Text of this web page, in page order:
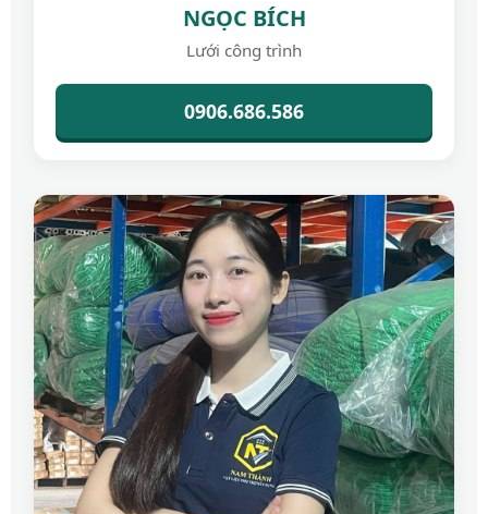
NGỌC BÍCH
Lưới công trình
0906.686.586